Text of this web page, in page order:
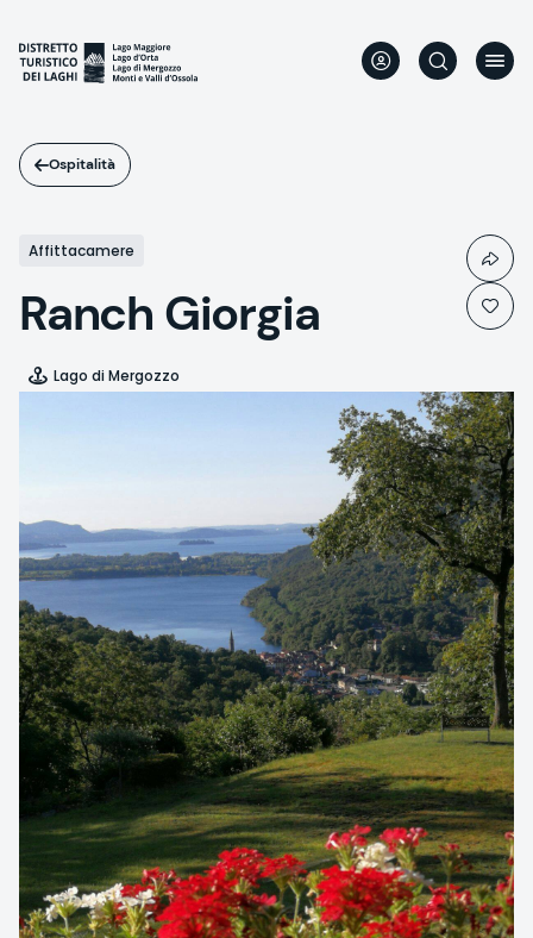
contenuto
principale
Ospitalità
Affittacamere
Ranch Giorgia
Lago di Mergozzo